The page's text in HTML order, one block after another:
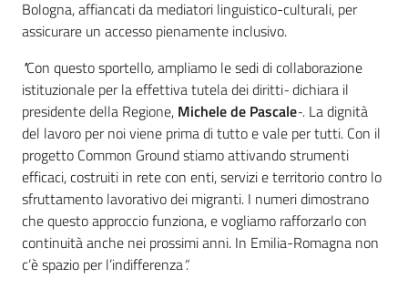
Bologna, affiancati da mediatori linguistico-culturali, per
assicurare un accesso pienamente inclusivo.
"Con questo sportello,ampliamo le sedi di collaborazione
istituzionale per la effettiva tutela dei diritti-dichiara il
presidente della Regione, Michele de Pascale-. La dignità
del lavoro per noi viene prima di tutto e vale per tutti. Con il
progetto Common Ground stiamo attivando strumenti
efficaci, costruiti in rete con enti, servizi e territorio contro lo
sfruttamento lavorativo dei migranti. I numeri dimostrano
che questo approccio funziona, e vogliamo rafforzarlo con
continuità anche nei prossimi anni. In Emilia-Romagna non
c’è spazio per l’indifferenza”.